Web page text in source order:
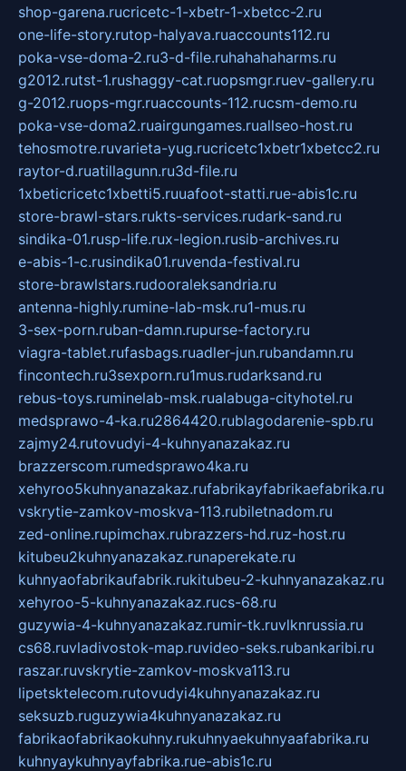
shop-garena.rucricetc-1-xbetr-1-xbetcc-2.ru
one-life-story.rutop-halyava.ruaccounts112.ru
poka-vse-doma-2.ru3-d-file.ruhahahaharms.ru
g2012.rutst-1.rushaggy-cat.ruopsmgr.ruev-gallery.ru
g-2012.ruops-mgr.ruaccounts-112.rucsm-demo.ru
poka-vse-doma2.ruairgungames.ruallseo-host.ru
tehosmotre.ruvarieta-yug.rucricetc1xbetr1xbetcc2.ru
raytor-d.ruatillagunn.ru3d-file.ru
1xbeticricetc1xbetti5.ruuafoot-statti.rue-abis1c.ru
store-brawl-stars.rukts-services.rudark-sand.ru
sindika-01.rusp-life.rux-legion.rusib-archives.ru
e-abis-1-c.rusindika01.ruvenda-festival.ru
store-brawlstars.rudooraleksandria.ru
antenna-highly.rumine-lab-msk.ru1-mus.ru
3-sex-porn.ruban-damn.rupurse-factory.ru
viagra-tablet.rufasbags.ruadler-jun.rubandamn.ru
fincontech.ru3sexporn.ru1mus.rudarksand.ru
rebus-toys.ruminelab-msk.rualabuga-cityhotel.ru
medsprawo-4-ka.ru2864420.rublagodarenie-spb.ru
zajmy24.rutovudyi-4-kuhnyanazakaz.ru
brazzerscom.rumedsprawo4ka.ru
xehyroo5kuhnyanazakaz.rufabrikayfabrikaefabrika.ru
vskrytie-zamkov-moskva-113.rubiletnadom.ru
zed-online.rupimchax.rubrazzers-hd.ruz-host.ru
kitubeu2kuhnyanazakaz.runaperekate.ru
kuhnyaofabrikaufabrik.rukitubeu-2-kuhnyanazakaz.ru
xehyroo-5-kuhnyanazakaz.rucs-68.ru
guzywia-4-kuhnyanazakaz.rumir-tk.ruvlknrussia.ru
cs68.ruvladivostok-map.ruvideo-seks.rubankaribi.ru
raszar.ruvskrytie-zamkov-moskva113.ru
lipetsktelecom.rutovudyi4kuhnyanazakaz.ru
seksuzb.ruguzywia4kuhnyanazakaz.ru
fabrikaofabrikaokuhny.rukuhnyaekuhnyaafabrika.ru
kuhnyaykuhnyayfabrika.rue-abis1c.ru